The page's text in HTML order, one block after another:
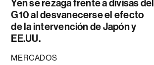
Yen se rezaga frente a divisas del
G10 al desvanecerse el efecto
de la intervención de Japón y
EE.UU.
MERCADOS